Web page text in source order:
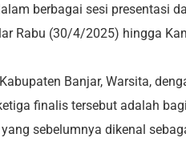
berbagai sesi presentasi
Rabu (30/4/2025) hingga
Banjar, Warsita,
finalis tersebut adalah
sebelumnya dikenal